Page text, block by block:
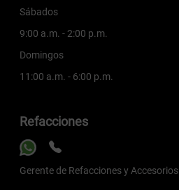
Sábados
9:00 a.m. - 2:00 p.m.
Domingos
11:00 a.m. - 6:00 p.m.
Refacciones
Gerente de Refacciones y Accesorios